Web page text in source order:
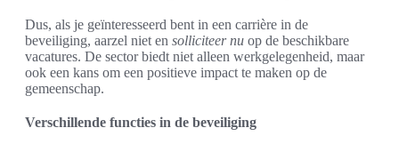
Dus, als je geïnteresseerd bent in een carrière in de
beveiliging, aarzel niet en solliciteer nu op de beschikbare
vacatures. De sector biedt niet alleen werkgelegenheid, maar
ook een kans om een positieve impact te maken op de
gemeenschap.
Verschillende functies in de beveiliging